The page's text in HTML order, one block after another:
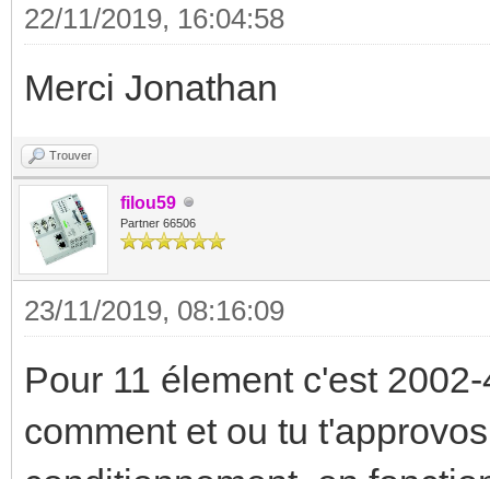
22/11/2019, 16:04:58
Merci Jonathan
Trouver
filou59
Partner 66506
23/11/2019, 08:16:09
Pour 11 élement c'est
comment et ou tu